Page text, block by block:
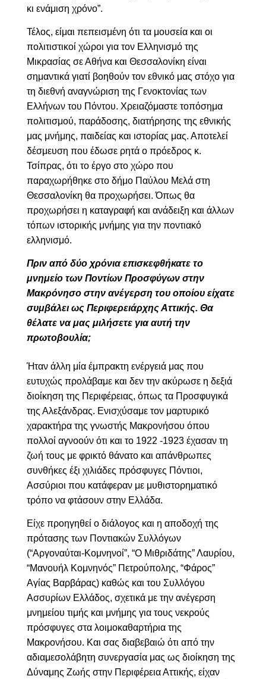
κι ενάμιση χρόνο”.
Τέλος, είμαι πεπεισμένη ότι τα μουσεία και οι
πολιτιστικοί χώροι για τον Ελληνισμό της
Μικρασίας σε Αθήνα και Θεσσαλονίκη είναι
σημαντικάγιατί βοηθούν τον εθνικό μας στόχο για
τη διεθνή αναγνώριση της Γενοκτονίας των
Ελλήνων του Πόντου. Χρειαζόμαστε τοπόσημα
πολιτισμού, παράδοσης, διατήρησης της εθνικής
μας μνήμης, παιδείας και ιστορίας μας. Αποτελεί
δέσμευση που έδωσε ρητά ο πρόεδρος κ.
Τσίπρας, ότι το έργο στο χώρο που
παραχωρήθηκε στο δήμο Παύλου Μελά στη
Θεσσαλονίκη θα προχωρήσει. Όπως θα
προχωρήσει η καταγραφή και ανάδειξη και άλλων
τόπων ιστορικής μνήμης για την ποντιακό
ελληνισμό.
Πριν από δύο χρόνια επισκεφθήκατε το
μνημείο των Ποντίων Προσφύγων στην
Μακρόνησο στην ανέγερση του οποίου είχατε
συμβάλει ως Περιφερειάρχης Αττικής. Θα
θέλατε να μας μιλήσετε για αυτή την
πρωτοβουλία;
Ήταν άλλη μία έμπρακτη ενέργειά μας που
ευτυχώς προλάβαμε και δεν την ακύρωσε η δεξιά
διοίκηση της Περιφέρειας, όπως τα Προσφυγικά
της Αλεξάνδρας. Ενισχύσαμε τον μαρτυρικό
χαρακτήρα της γνωστής Μακρονήσου όπου
πολλοί αγνοούν ότι και το 1922 -1923 έχασαν τη
ζωή τους με φρικτό θάνατο και απάνθρωπες
συνθήκες έξι χιλιάδες πρόσφυγες Πόντιοι,
Ασσύριοι που κατάφεραν με μυθιστορηματικό
τρόπο να φτάσουν στην Ελλάδα.
Είχε προηγηθεί ο διάλογος και η αποδοχή της
πρότασης των Ποντιακών Συλλόγων
(“Αργοναύται-Κομνηνοί”, “Ο Μιθριδάτης” Λαυρίου,
“Μανουήλ Κομνηνός” Πετρούπολης, “Φάρος”
Αγίας Βαρβάρας) καθώς και του Συλλόγου
Ασσυρίων Ελλάδος, σχετικά με την ανέγερση
μνημείου τιμής και μνήμης για τους νεκρούς
πρόσφυγες στα λοιμοκαθαρτήρια της
Μακρονήσου. Και σας διαβεβαιώ ότι από την
αδιαμεσολάβητη συνεργασία μας ως διοίκηση της
Δύναμης Ζωής στην Περιφέρεια Αττικής, είχαν